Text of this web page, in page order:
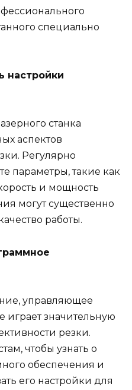
специально
настройки
станка
аспектов
Регулярно
параметры, такие как
и мощность
могут существенно
работы.
управляющее
играет значительную
резки.
чтобы узнать о
обеспечения и
его настройки для